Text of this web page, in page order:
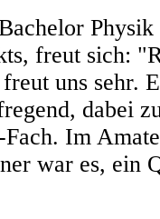
Physik
freut sich:
uns sehr.
dabei
Im
war es, ein